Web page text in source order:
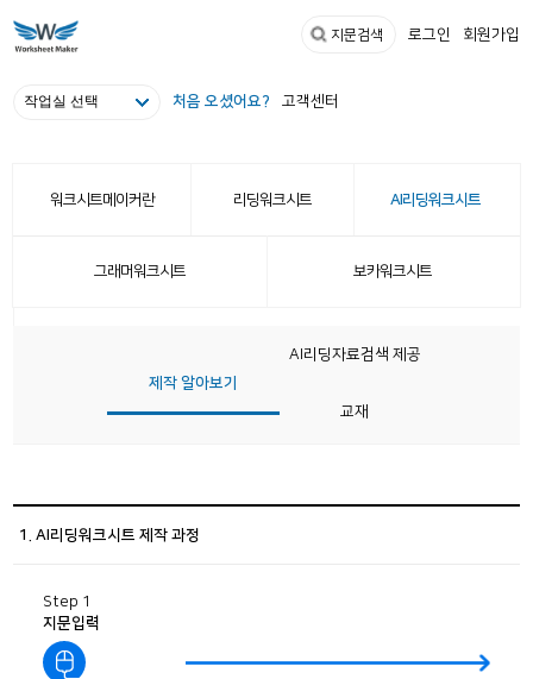
지문검색 로그인 회원가입
처음 오셨어요? 고객센터
워크시트메이커란 리딩워크시트 AI리딩워크시트
그래머워크시트 보카워크시트
제작 알아보기
AI리딩자료검색 제공
교재
1. AI리딩워크시트 제작 과정
Step 1
지문입력